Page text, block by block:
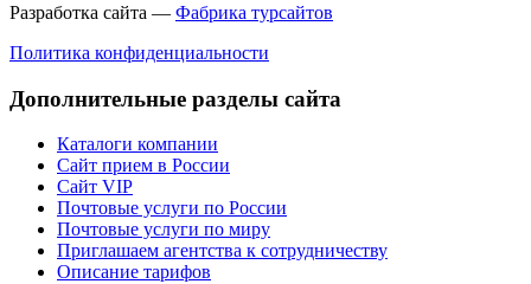
Разработка сайта — Фабрика турсайтов
Политика конфиденциальности
Дополнительные разделы сайта
Каталоги компании
Сайт прием в России
Сайт VIP
Почтовые услуги по России
Почтовые услуги по миру
Приглашаем агентства к сотрудничеству
Описание тарифов